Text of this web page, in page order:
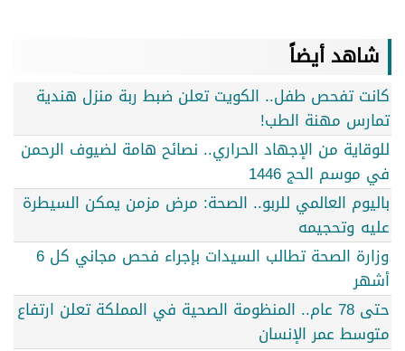
شاهد أيضاً
كانت تفحص طفل.. الكويت تعلن ضبط ربة منزل هندية
تمارس مهنة الطب!
للوقاية من الإجهاد الحراري.. نصائح هامة لضيوف الرحمن
في موسم الحج 1446
باليوم العالمي للربو.. الصحة: مرض مزمن يمكن السيطرة
عليه وتحجيمه
وزارة الصحة تطالب السيدات بإجراء فحص مجاني كل 6
أشهر
حتى 78 عام.. المنظومة الصحية في المملكة تعلن ارتفاع
متوسط عمر الإنسان